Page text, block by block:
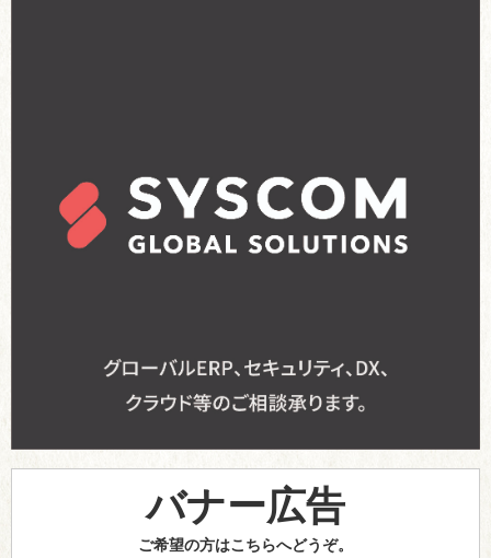
バナー広告
ご希望の方はこちらへどうぞ。